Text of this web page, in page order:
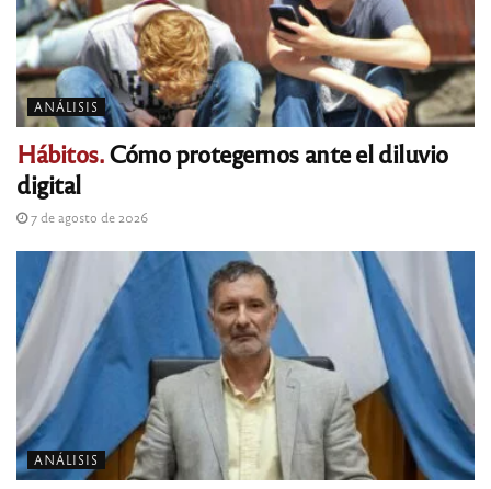
ANÁLISIS
Hábitos.Cómo protegernos ante el diluvio
digital
7 de agosto de 2026
ANÁLISIS